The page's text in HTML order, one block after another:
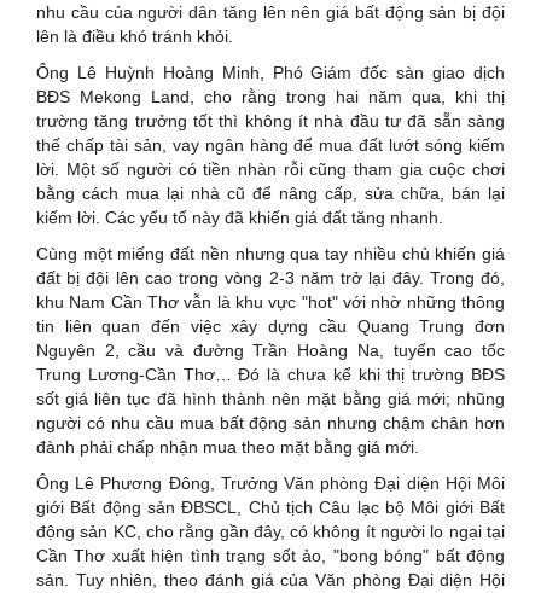
nhu cầu của người dân tăng lên nên giá bất động sản bị đội
lên là điều khó tránh khỏi.
Ông Lê Huỳnh Hoàng Minh, Phó Giám đốc sàn giao dịch
BĐS Mekong Land, cho rằng trong hai năm qua, khi thị
trường tăng trưởng tốt thì không ít nhà đầu tư đã sẵn sàng
thế chấp tài sản, vay ngân hàng để mua đất lướt sóng kiếm
lời. Một số người có tiền nhàn rỗi cũng tham gia cuộc chơi
bằng cách mua lại nhà cũ để nâng cấp, sửa chữa, bán lại
kiếm lời. Các yếu tố này đã khiến giá đất tăng nhanh.
Cùng một miếng đất nền nhưng qua tay nhiều chủ khiến giá
đất bị đội lên cao trong vòng 2-3 năm trở lại đây. Trong đó,
khu Nam Cần Thơ vẫn là khu vực "hot" với nhờ những thông
tin liên quan đến việc xây dựng cầu Quang Trung đơn
Nguyên 2, cầu và đường Trần Hoàng Na, tuyến cao tốc
Trung Lương-Cần Thơ… Đó là chưa kể khi thị trường BĐS
sốt giá liên tục đã hình thành nên mặt bằng giá mới; nhũng
người có nhu cầu mua bất động sản nhưng chậm chân hơn
đành phải chấp nhận mua theo mặt bằng giá mới.
Ông Lê Phương Đông, Trưởng Văn phòng Đại diện Hội Môi
giới Bất động sản ĐBSCL, Chủ tịch Câu lạc bộ Môi giới Bất
động sản KC, cho rằng gần đây, có không ít người lo ngại tại
Cần Thơ xuất hiện tình trạng sốt ảo, "bong bóng" bất động
sản. Tuy nhiên, theo đánh giá của Văn phòng Đại diện Hội